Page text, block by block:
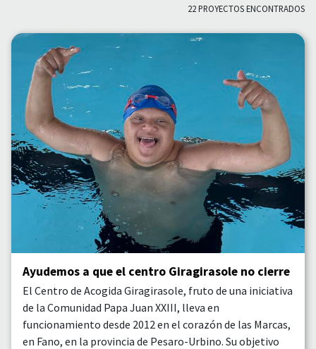
22 PROYECTOS ENCONTRADOS
Ayudemos a que el centro Giragirasole no cierre
El Centro de Acogida Giragirasole, fruto de una iniciativa
de la Comunidad Papa Juan XXIII, lleva en
funcionamiento desde 2012 en el corazón de las Marcas,
en Fano, en la provincia de Pesaro-Urbino. Su objetivo